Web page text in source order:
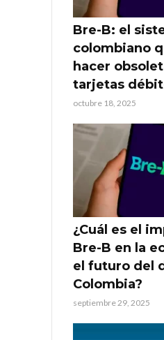
Bre-B: el
colombiano
hacer
tarjetas
octubre 18, 2025
¿Cuál es el
Bre-B en la
el futuro del
Colombia?
septiembre 29, 2025